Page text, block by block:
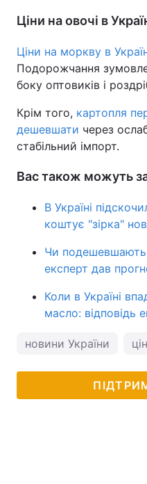
Ціни на овочі в
Ціни на моркву в
Подорожчання
боку оптовиків і
Крім того, картопля
дешевшати через
стабільний імпорт.
Вас також можуть
В Україні
коштує "зірка"
Чи подешевшають
експерт дав
Коли в Україні
масло: відповідь
новини України